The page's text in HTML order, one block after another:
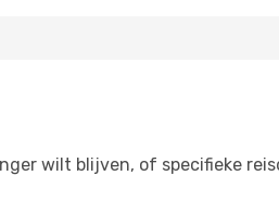
wilt blijven, of specifieke